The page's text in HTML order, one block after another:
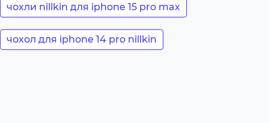
чохли nillkin для iphone 15 pro max
чохол для iphone 14 pro nillkin